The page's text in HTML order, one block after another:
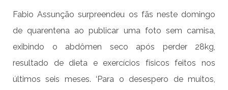
Fabio Assunção surpreendeu os fãs neste domingo
de quarentena ao publicar uma foto sem camisa,
exibindo o abdômen seco após perder 28kg,
resultado de dieta e exercícios físicos feitos nos
últimos seis meses. ‘Para o desespero de muitos,